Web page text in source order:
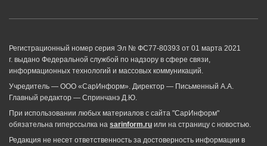
Регистрационный номер серия Эл № ФС77-80393 от 01 марта 2021
г. выдано Федеральной службой по надзору в сфере связи,
информационных технологий и массовых коммуникаций.
Учредитель — ООО «СарИнформ». Директор — Письменный А.А.
Главный редактор — Спринчанэ Д.Ю.
При использовании любых материалов с сайта "СарИнформ"
обязательна гиперссылка на sarinform.ru или на страницу с новостью.
Редакция не несет ответственность за достоверность информации в